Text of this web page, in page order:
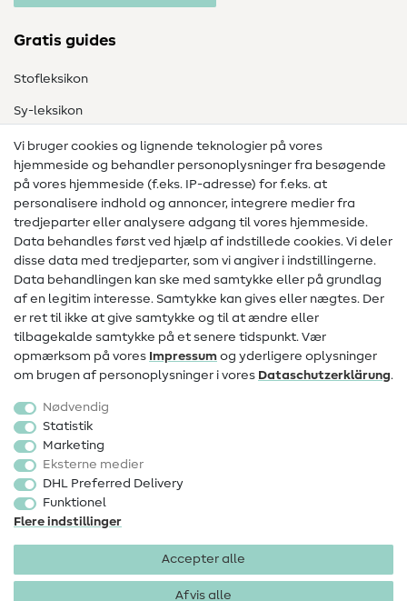
Gratis guides
Stofleksikon
Sy-leksikon
Syvejledninger
Hjælp & kontakt
Kontakt
Information om ændring af operatør
FAQ
Fortrydelsesret
Populært
Sytilbehør
Udsalg
Vi bruger cookies og lignende teknologier på vores
hjemmeside og behandler personoplysninger fra besøgende
på vores hjemmeside (f.eks. IP-adresse) for f.eks. at
personalisere indhold og annoncer, integrere medier fra
tredjeparter eller analysere adgang til vores hjemmeside.
Data behandles først ved hjælp af indstillede cookies. Vi deler
disse data med tredjeparter, som vi angiver i indstillingerne.
Data behandlingen kan ske med samtykke eller på grundlag
af en legitim interesse. Samtykke kan gives eller nægtes. Der
er ret til ikke at give samtykke og til at ændre eller
tilbagekalde samtykke på et senere tidspunkt. Vær
opmærksom på vores Impressum og yderligere oplysninger
om brugen af personoplysninger i vores Data­schutz­erklärung.
Nødvendig
Statistik
Marketing
Eksterne medier
DHL Preferred Delivery
Funktionel
Flere indstillinger
Accepter alle
Afvis alle
Impressum Databeskyttelse
AGB